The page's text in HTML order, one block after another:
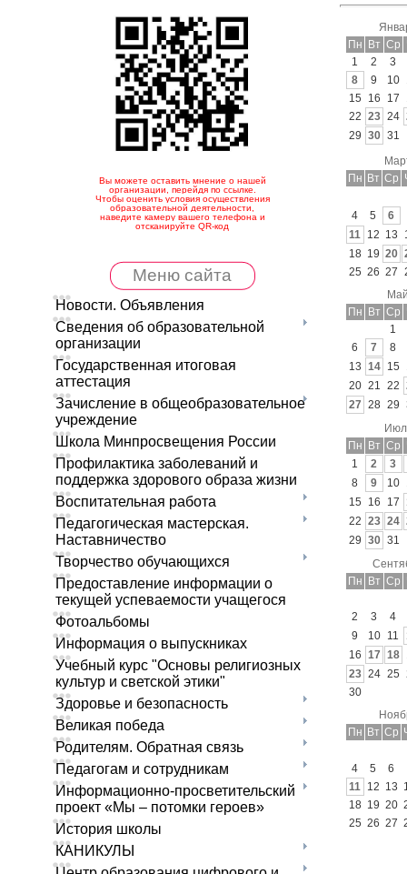
Вы можете оставить мнение о нашей
организации, перейдя по ссылке.
Чтобы оценить условия осуществления
образовательной деятельности,
наведите камеру вашего телефона и
отсканируйте QR-код
Меню сайта
Новости. Объявления
Сведения об образовательной
организации
Государственная итоговая
аттестация
Зачисление в общеобразовательное
учреждение
Школа Минпросвещения России
Профилактика заболеваний и
поддержка здорового образа жизни
Воспитательная работа
Педагогическая мастерская.
Наставничество
Творчество обучающихся
Предоставление информации о
текущей успеваемости учащегося
Фотоальбомы
Информация о выпускниках
Учебный курс "Основы религиозных
культур и светской этики"
Здоровье и безопасность
Великая победа
Родителям. Обратная связь
Педагогам и сотрудникам
Информационно-просветительский
проект «Мы – потомки героев»
История школы
КАНИКУЛЫ
Пн
Вт Ср
1
2
3
8
9 10
15
16 17
22 23 24
29 30 31
Пн Вт Ср
4 5
6
11 12 13
18 19 20
25 26 27
Пн
Вт Ср
1
6
7
8
13 14 15
20 21 22
27 28 29
Пн
Вт Ср
1
2
3
8
9 10
15
16 17
22 23 24
29 30 31
Пн
Вт Ср
2 3
4
9
10 11
16 17 18
23 24 25
30
Пн Вт Ср
4 5 6
11 12 13
18 19 20
25 26 27